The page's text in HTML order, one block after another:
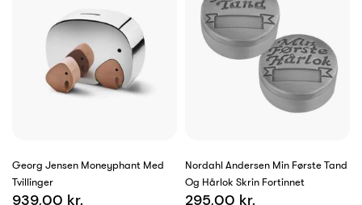
Georg Jensen Moneyphant Med
Tvillinger
939,00 kr.
Nordahl Andersen Min Første Tand
Og Hårlok Skrin Fortinnet
295,00 kr.